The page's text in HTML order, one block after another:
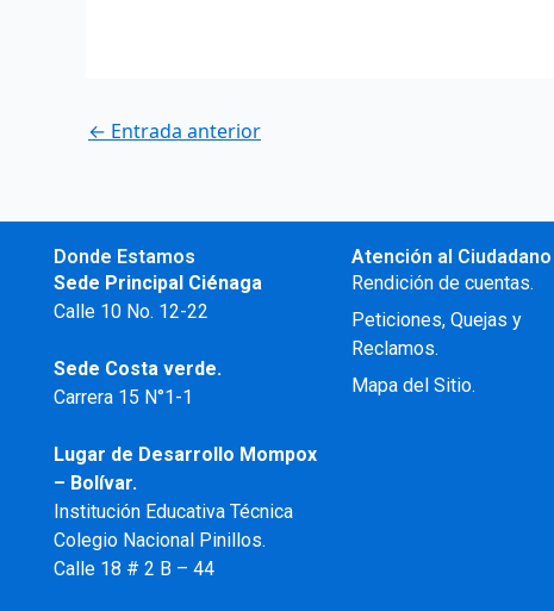
← Entrada anterior
Donde Estamos
Sede Principal Ciénaga
Calle 10 No. 12-22
Sede Costa verde.
Carrera 15 N°1-1
Lugar de Desarrollo Mompox
– Bolívar.
Institución Educativa Técnica
Colegio Nacional Pinillos.
Calle 18 # 2 B – 44
Atención al Ciudadano
Rendición de cuentas.
Peticiones, Quejas y
Reclamos.
Mapa del Sitio.